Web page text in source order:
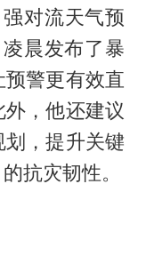
对流天气预
晨发布了暴
警更有效直
，他还建议
，提升关键
抗灾韧性。